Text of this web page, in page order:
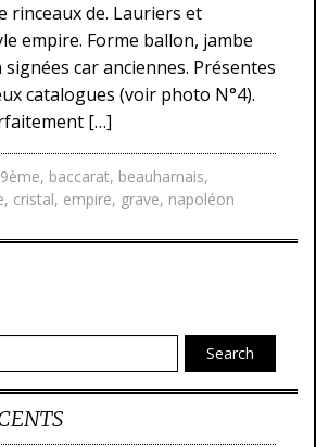
rinceaux de. Lauriers et
empire. Forme ballon, jambe
car anciennes. Présentes
catalogues (voir photo N°4).
[…]
, baccarat, beauharnais,
, cristal, empire, grave, napoléon
Search